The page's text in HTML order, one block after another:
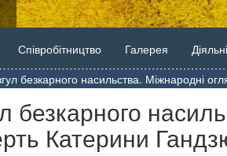
Співробітництво Галерея
безкарного насильства. Міжнародні
безкарного
Катерини